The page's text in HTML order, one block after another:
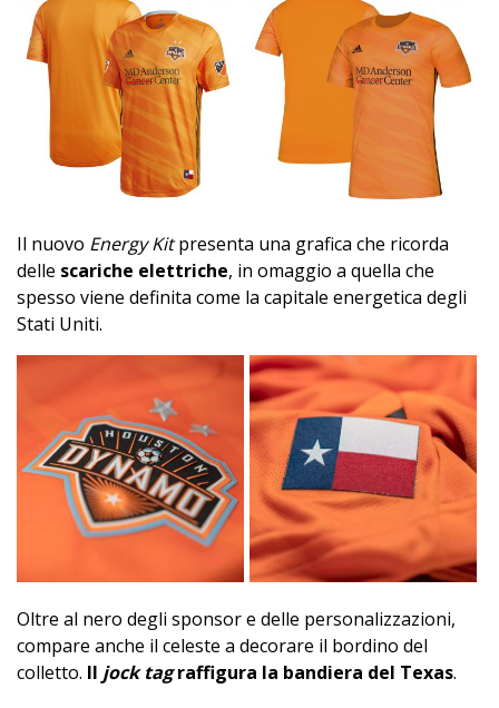
Il nuovo Energy Kitpresenta una grafica che ricorda
delle scariche elettriche, in omaggio a quella che
spesso viene definita come la capitale energetica degli
Stati Uniti.
Oltre al nero degli sponsor e delle personalizzazioni,
compare anche il celeste a decorare il bordino del
colletto. Il jock tagraffigura la bandiera del Texas.